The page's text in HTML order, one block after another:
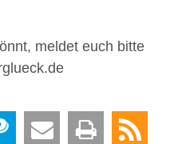
meldet euch bitte